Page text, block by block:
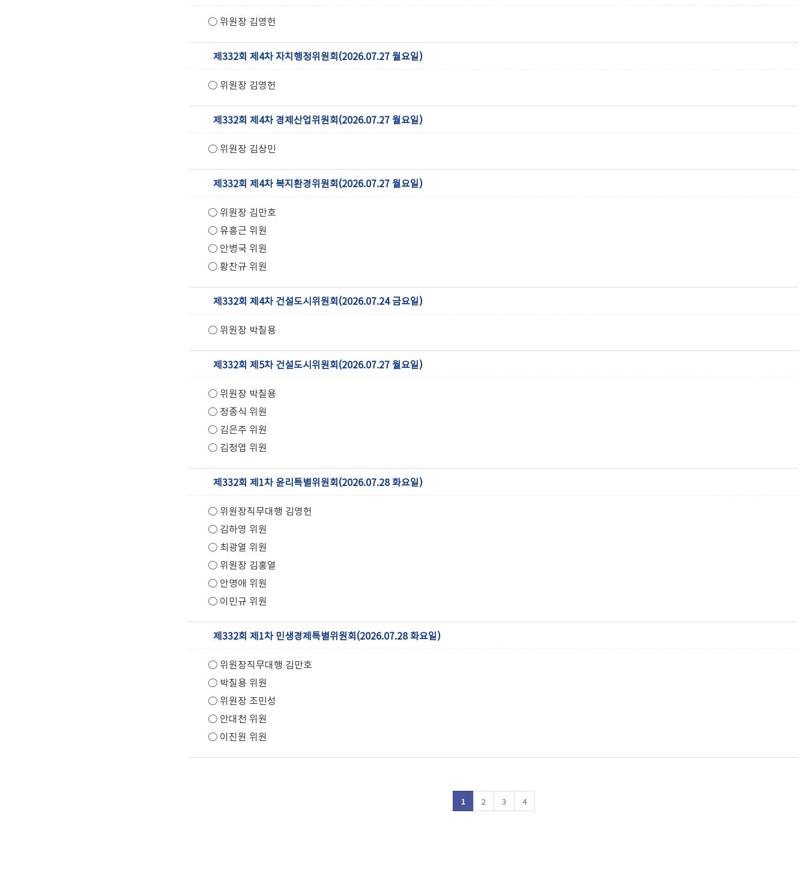
○ 위원장 김영헌
제332회 제4차 자치행정위원회(2026.07.27 월요일)
○ 위원장 김영헌
제332회 제4차 경제산업위원회(2026.07.27 월요일)
○ 위원장 김상민
제332회 제4차 복지환경위원회(2026.07.27 월요일)
○ 위원장 김만호
○ 유흥근 위원
○ 안병국 위원
○ 황찬규 위원
제332회 제4차 건설도시위원회(2026.07.24 금요일)
○ 위원장 박칠용
제332회 제5차 건설도시위원회(2026.07.27 월요일)
○ 위원장 박칠용
○ 정종식 위원
○ 김은주 위원
○ 김정엽 위원
제332회 제1차 윤리특별위원회(2026.07.28 화요일)
○ 위원장직무대행 김영헌
○ 김하영 위원
○ 최광열 위원
○ 위원장 김홍열
○ 안명애 위원
○ 이민규 위원
제332회 제1차 민생경제특별위원회(2026.07.28 화요일)
○ 위원장직무대행 김만호
○ 박칠용 위원
○ 위원장 조민성
○ 안대천 위원
○ 이진원 위원
1 2 3 4